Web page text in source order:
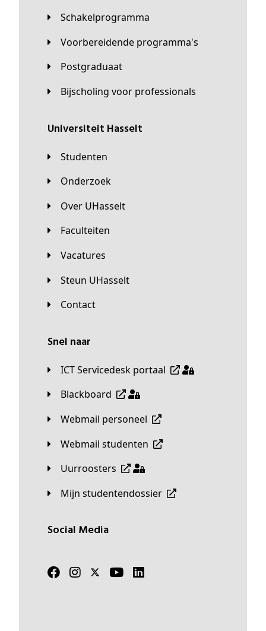
Schakelprogramma
Voorbereidende programma's
Postgraduaat
Bijscholing voor professionals
universiteit Hasselt
Studenten
Onderzoek
Over UHasselt
Faculteiten
Vacatures
Steun UHasselt
Contact
Snel naar
ICT Servicedesk portaal
Blackboard
Webmail personeel
Webmail studenten
Uurroosters
Mijn studentendossier
Social Media